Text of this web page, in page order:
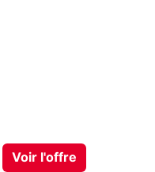
Voir l'offre